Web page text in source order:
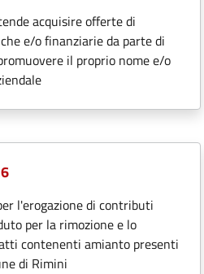
acquisire offerte di
e/o finanziarie da parte di
il proprio nome e/o
l'erogazione di contributi
per la rimozione e lo
contenenti amianto presenti
di Rimini